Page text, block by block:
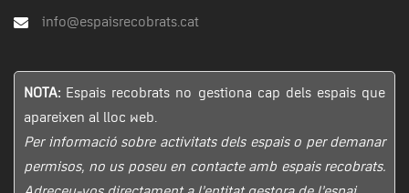
info@espaisrecobrats.cat
NOTA: Espais recobrats no gestiona cap dels espais que
apareixen al lloc web.
Per informació sobre activitats dels espais o per demanar
permisos, no us poseu en contacte amb espais recobrats.